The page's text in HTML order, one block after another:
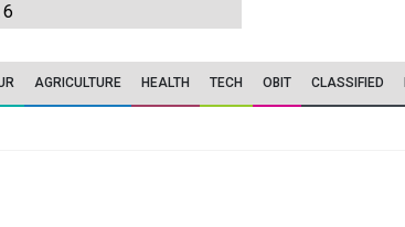
AGRICULTURE HEALTH TECH OBIT CLASSIFIED